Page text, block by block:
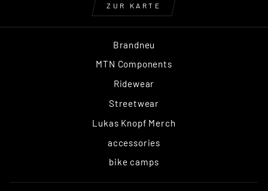
ZUR KARTE
Brandneu
MTN Components
Ridewear
Streetwear
Lukas Knopf Merch
accessories
bike camps